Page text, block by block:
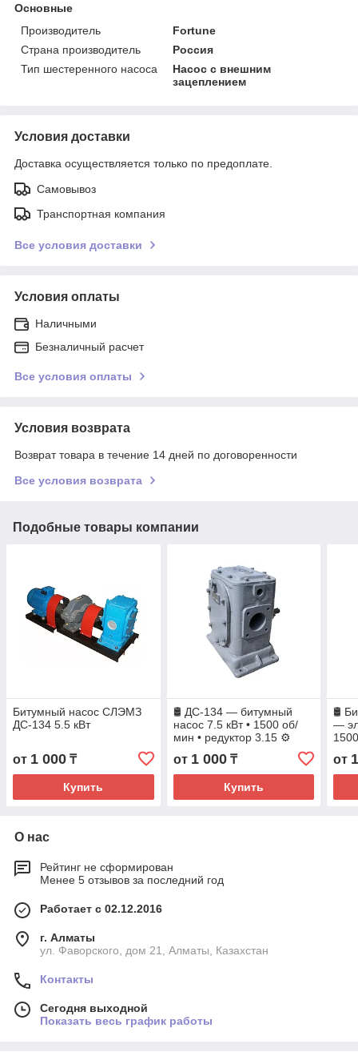
Основные
Производитель
Fortune
Страна производитель
Россия
Тип шестеренного насоса
Насос с внешним
зацеплением
Условия доставки
Доставка осуществляется только по предоплате.
Самовывоз
Транспортная компания
Все условия доставки
Условия оплаты
Наличными
Безналичный расчет
Все условия оплаты
Условия возврата
Возврат товара в течение 14 дней по договоренности
Все условия возврата
Подобные товары компании
Битумный насос СЛЭМЗ
ДС-134 5.5 кВт
от 1 000 ₸
Купить
🛢️ ДС-134 — битумный
насос 7.5 кВт • 1500 об/
мин • редуктор 3.15 ⚙️
от 1 000₸
Купить
🛢️
—
от
О нас
Рейтинг не сформирован
Менее 5 отзывов за последний год
Работает с 02.12.2016
г. Алматы
ул. Фаворского, дом 21, Алматы, Казахстан
Контакты
Сегодня выходной
Показать весь график работы